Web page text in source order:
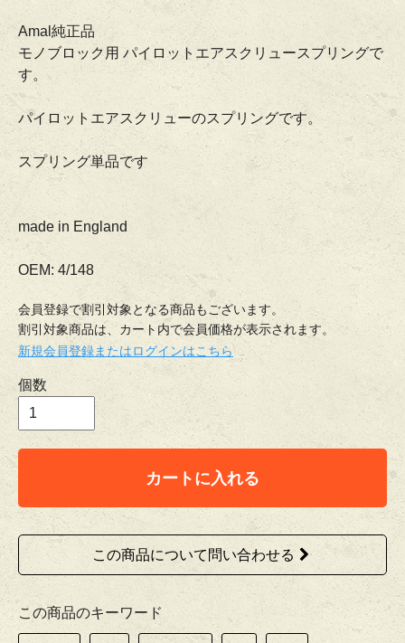
Amal純正品
モノブロック用 パイロットエアスクリュースプリングで
す。
パイロットエアスクリューのスプリングです。
スプリング単品です
made in England
OEM: 4/148
会員登録で割引対象となる商品もございます。
割引対象商品は、カート内で会員価格が表示されます。
新規会員登録またはログインはこちら
個数
カートに入れる
この商品について問い合わせる
この商品のキーワード